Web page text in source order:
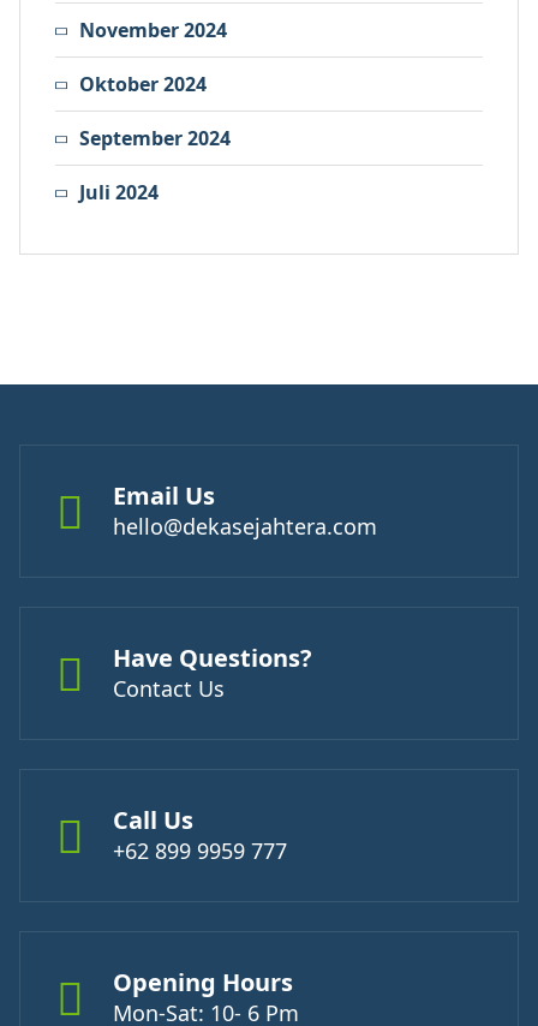
November 2024
Oktober 2024
September 2024
Juli 2024
Email Us
hello@dekasejahtera.com
Have Questions?
Contact Us
Call Us
+62 899 9959 777
Opening Hours
Mon-Sat: 10- 6 Pm